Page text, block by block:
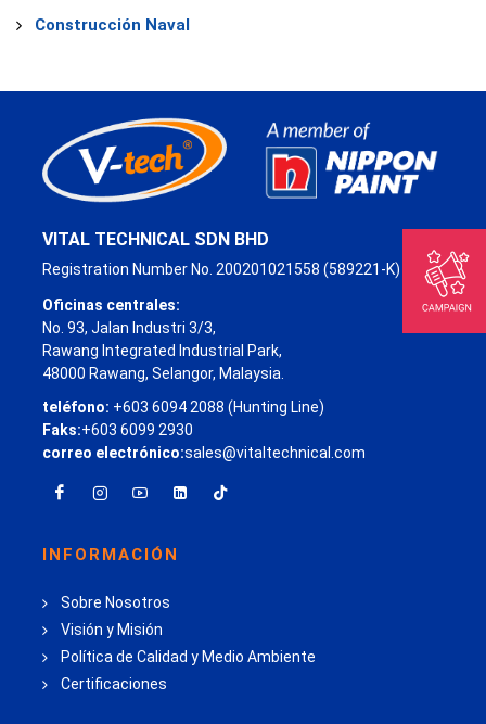
Construcción Naval
VITAL TECHNICAL SDN BHD
Registration Number No. 200201021558 (589221-K)
Oficinas centrales:
No. 93, Jalan Industri 3/3,
Rawang Integrated Industrial Park,
48000 Rawang, Selangor, Malaysia.
teléfono: +603 6094 2088 (Hunting Line)
Faks:+603 6099 2930
correo electrónico:sales@vitaltechnical.com
INFORMACIÓN
Sobre Nosotros
Visión y Misión
Política de Calidad y Medio Ambiente
Certificaciones